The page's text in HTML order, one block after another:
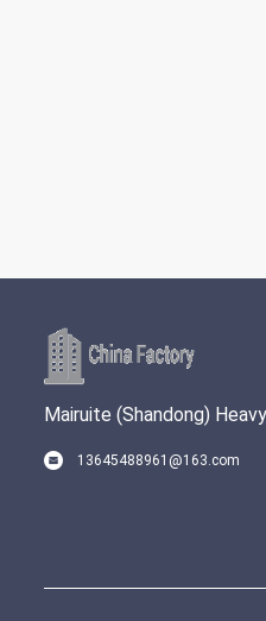
Mairuite (Shandong)
13645488961@163.com